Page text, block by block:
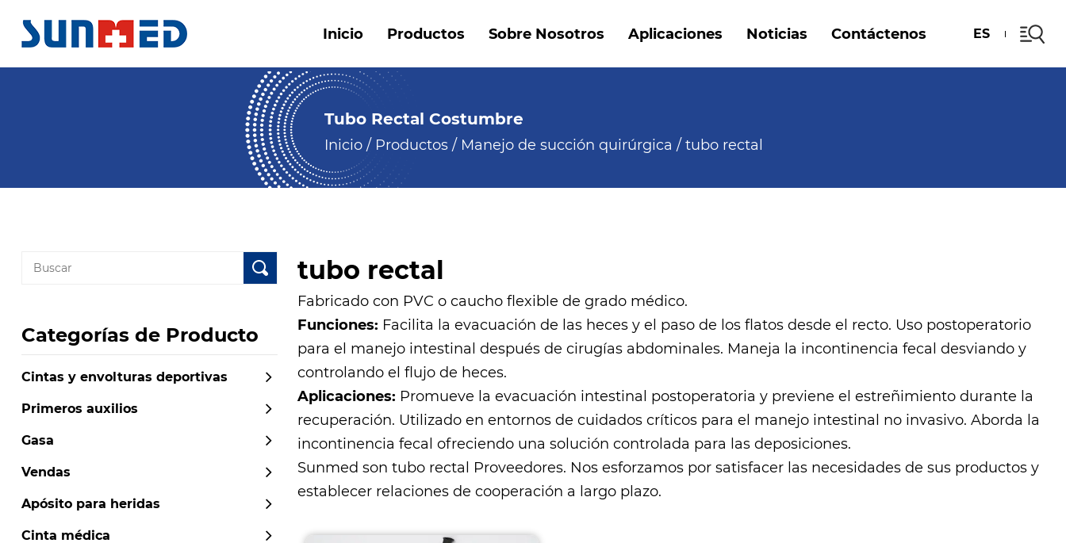
Inicio Productos Sobre Nosotros Aplicaciones Noticias Contáctenos ES
Tubo Rectal Costumbre
Inicio/ Productos/ Manejo de succión quirúrgica / tubo rectal
Categorías de Producto
Cintas y envolturas deportivas
Primeros auxilios
Gasa
Vendas
Apósito para heridas
Cinta médica
tubo rectal
Fabricado con PVC o caucho flexible de grado médico.
Funciones: Facilita la evacuación de las heces y el paso de los flatos desde el recto. Uso postoperatorio
para el manejo intestinal después de cirugías abdominales. Maneja la incontinencia fecal desviando y
controlando el flujo de heces.
Aplicaciones: Promueve la evacuación intestinal postoperatoria y previene el estreñimiento durante la
recuperación. Utilizado en entornos de cuidados críticos para el manejo intestinal no invasivo. Aborda la
incontinencia fecal ofreciendo una solución controlada para las deposiciones.
Sunmed sontubo rectal Proveedores. Nos esforzamos por satisfacer las necesidades de sus productos y
establecer relaciones de cooperación a largo plazo.